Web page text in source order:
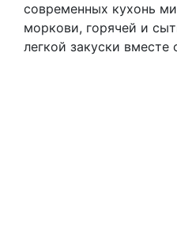
современных кухонь
моркови, горячей и
легкой закуски